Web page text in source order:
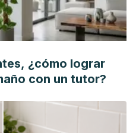
2379-2
The protective effects of
seeds in paracetamol
wistar rats.
ahs.v15i2.37
L., Vera, L., Kennedy, M.
pulpa de Carica papaya
normo e
¿cómo lograr
con un tutor?